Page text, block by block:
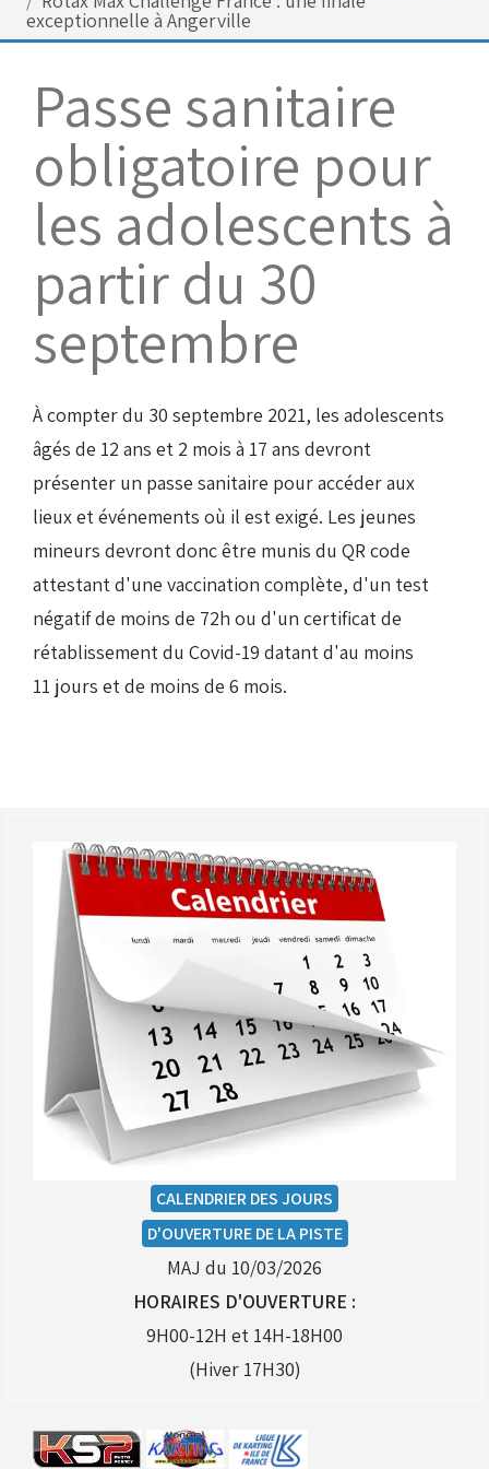
exceptionnelle à Angerville
CALENDRIER DES JOURS
D'OUVERTURE DE LA PISTE
MAJ du 10/03/2026
HORAIRES D'OUVERTURE :
9H00-12H et 14H-18H00
(Hiver 17H30)
Passe sanitaire
obligatoire pour
les adolescents à
partir du 30
septembre
À compter du 30 septembre 2021, les adolescents
âgés de 12 ans et 2 mois à 17 ans devront
présenter un passe sanitaire pour accéder aux
lieux et événements où il est exigé. Les jeunes
mineurs devront donc être munis du QR code
attestant d'une vaccination complète, d'un test
négatif de moins de 72h ou d'un certificat de
rétablissement du Covid-19 datant d'au moins
11 jours et de moins de 6 mois.
Bénévoles
Les 50 ans du club
Dons aux associations
Virage par Virage
Vue aérienne
Accès au circuit
Chronos et Rapports
Horaires d'ouverture
Equipements Vidéo
Droits de piste
Homologation circuit